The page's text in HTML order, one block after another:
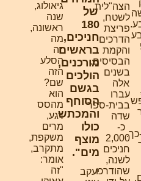
ספר
של
180
חניכים,
בראשים
מורכנים,
הולכים
בגשם
הסוחף
והמכתש
כולו
מוצף
מים".
יעקב
גיאולוג,
ראשונה,
מה
זה
הסלע
הזה
שם?
הוא
מהסס
רגע,
מרים
משקפת,
מתקרב,
אומר:
"זה